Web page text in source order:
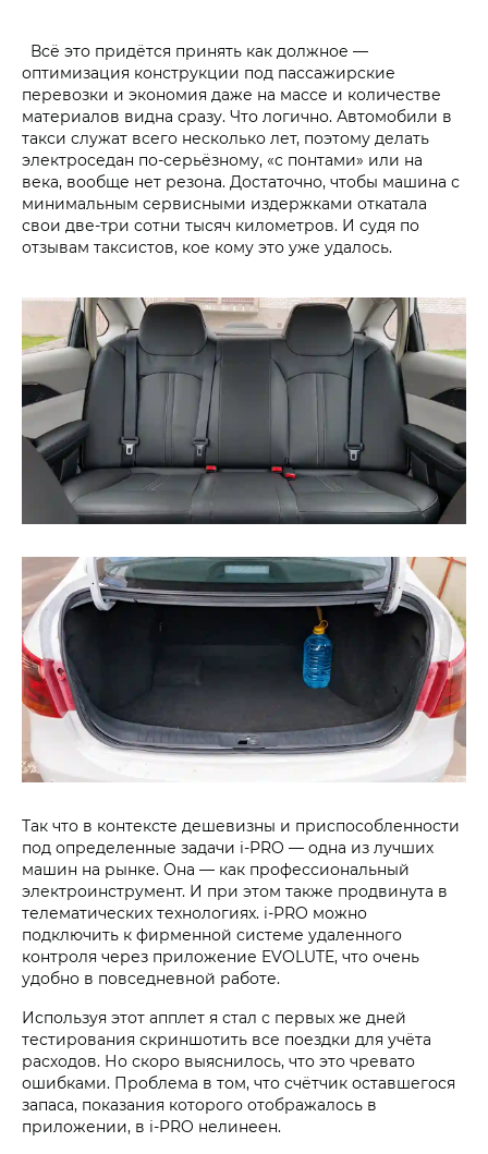
Всё это придётся принять как должное —
оптимизация конструкции под пассажирские
перевозки и экономия даже на массе и количестве
материалов видна сразу. Что логично. Автомобили в
такси служат всего несколько лет, поэтому делать
электроседан по-серьёзному, «с понтами» или на
века, вообще нет резона. Достаточно, чтобы машина с
минимальным сервисными издержками откатала
свои две-три сотни тысяч километров. И судя по
отзывам таксистов, кое кому это уже удалось.
Так что в контексте дешевизны и приспособленности
под определенные задачи i‑PRO — одна из лучших
машин на рынке. Она — как профессиональный
электроинструмент. И при этом также продвинута в
телематических технологиях. i‑PRO можно
подключить к фирменной системе удаленного
контроля через приложение EVOLUTE, что очень
удобно в повседневной работе.
Используя этот апплет я стал с первых же дней
тестирования скриншотить все поездки для учёта
расходов. Но скоро выяснилось, что это чревато
ошибками. Проблема в том, что счётчик оставшегося
запаса, показания которого отображалось в
приложении, в i‑PRO нелинеен.